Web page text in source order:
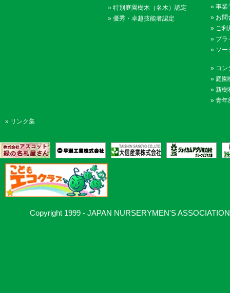
» 特別庭園樹木（名木）認定
» 優秀・卓越技能者認定
» 事業
» お問
» ご利
» プラ
» ソー
» コン
» 庭園
» 新樹
» 青年
» リンク集
Copyright 1999 - JAPAN NURSERYMEN'S